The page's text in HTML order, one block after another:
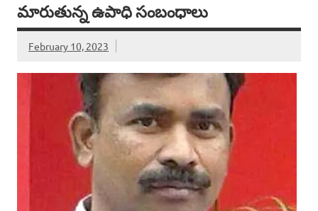
మారుతున్న ఉపాధి సంబంధాలు
February 10, 2023